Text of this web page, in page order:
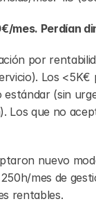
mes. Perdían
por
Los <5K€
estándar (sin
Los que no
nuevo
mes de
rentables.